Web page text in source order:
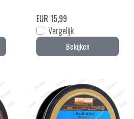
EUR 15,99
Vergelijk
Bekijken